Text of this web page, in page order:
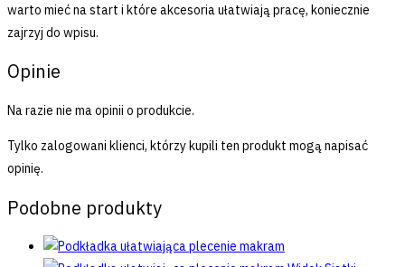
warto mieć na start i które akcesoria ułatwiają pracę, koniecznie
zajrzyj do wpisu.
Opinie
Na razie nie ma opinii o produkcie.
Tylko zalogowani klienci, którzy kupili ten produkt mogą napisać
opinię.
Podobne produkty